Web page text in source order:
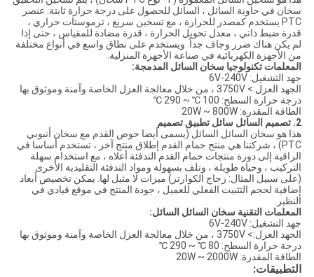
سخان في حاوية السائل ، السائل للحصول على درجة حرارة ثابتة. عنصر
PTC يستخدم كمصدر للحرارة ، مع تسخين سريع ، ترموستات حراري ،
قدرة ضبط ذاتي ، معدل تحويل الحرارة ، قدرة مضادة للمقياس ، حتى إذا
لم يكن هناك ضرر وجاف جداً. ويستخدم على نطاق واسع في أنواع مختلفة
من الأجهزة الكهربائية في صناعة الأجهزة المنزلية.
المعلمات تكنولوجيا سخان السائل المدمجة:
جهد التشغيل: 6V-240V
الجهد العزل:> 3750V ، من خلال معالجة العزل الخاصة وآمنة وموثوق بها
درجة حرارة السطح: 100 ℃ ~ 290 ℃
الطاقة المقدرة: 20W ~ 800W
2. تصميم السائل سائل تطبيق تصميم
هذا هو سخان السائل السائل (يسمى أيضا حوض القدم مع سخان أنبوبي
PTC) ، شركتنا هي منتج حمام القدم إطلاق منتج آخر ، تستخدم أساسا في
الراقية إلى دورة منتجات حمام القدم التدفئة أعلاه ، مع استخدام سهلة
التركيب ، وحياة طويلة ، وتلف بسهولة ومواد التدفئة التقليدية الأخرى
(على سبيل المثال: زجاج الكوارتز) ميزات لا مثيل لها. يمكن تخصيص أبعاد
إضافية لحجم التثبيت الفعلي للعميل ، جودة المنتج في موقع قيادي في
النظير.
المعلمات التقنية سخان السائل السائل:
جهد التشغيل: 6V-240V
الجهد العزل:> 3750V ، من خلال معالجة العزل الخاصة وآمنة وموثوق بها
درجة حرارة السطح: 80 ℃ ~ 290 ℃
الطاقة المقدرة: 20W ~ 2000W
التطبيقات: